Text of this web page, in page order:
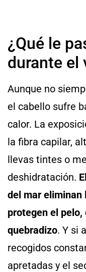
¿Qué le
durante el
Aunque no
el cabello sufre
calor. La
la fibra capilar,
llevas tintes o
deshidratación.
del mar eliminan
protegen el
quebradizo. Y si
recogidos
apretadas y el